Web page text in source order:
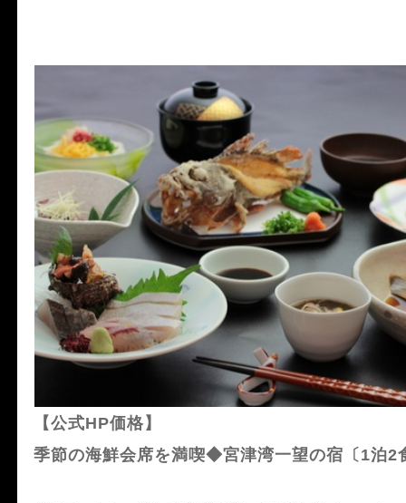
【公式HP価格】
季節の海鮮会席を満喫◆宮津湾一望の宿〔1泊2